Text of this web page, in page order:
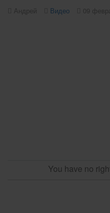
Андрей Видео 09
You have no